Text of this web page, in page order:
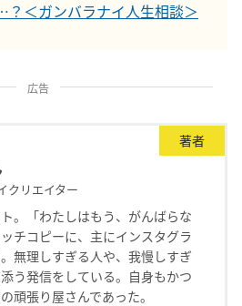
＜ガンバラナイ人生相談＞
広告
著者
クリエイター
。「わたしはもう、がんばらな
チコピーに、主にインスタグラ
無理しすぎる人や、我慢しすぎ
う発信をしている。自身もかつ
頑張り屋さんであった。